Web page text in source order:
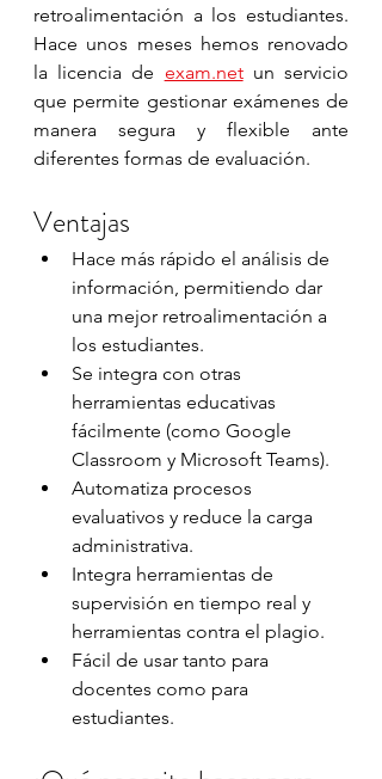
retroalimentación a los estudiantes.
Hace unos meses hemos renovado
la licencia de exam.net un servicio
que permite gestionar exámenes de
manera segura y flexible ante
diferentes formas de evaluación.
Ventajas
Hace más rápido el análisis de
información, permitiendo dar
una mejor retroalimentación a
los estudiantes.
Se integra con otras
herramientas educativas
fácilmente (como Google
Classroom y Microsoft Teams).
Automatiza procesos
evaluativos y reduce la carga
administrativa.
Integra herramientas de
supervisión en tiempo real y
herramientas contra el plagio.
Fácil de usar tanto para
docentes como para
estudiantes.